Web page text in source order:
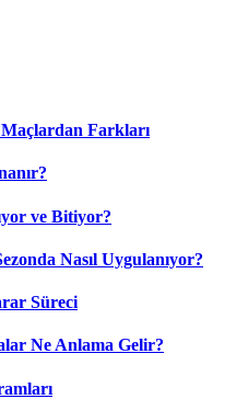
Maçlardan Farkları
ve Bitiyor?
Nasıl Uygulanıyor?
Süreci
Ne Anlama Gelir?